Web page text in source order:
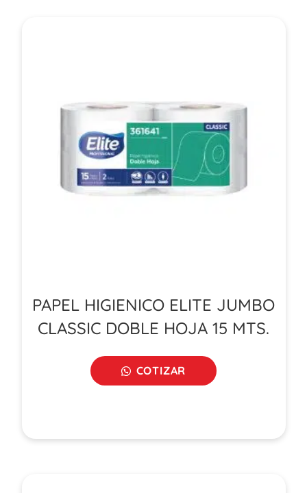
PAPEL HIGIENICO ELITE JUMBO
CLASSIC DOBLE HOJA 15 MTS.
COTIZAR